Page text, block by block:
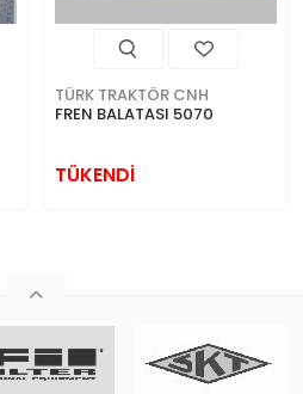
TÜRK TRAKTÖR CNH
FREN BALATASI 5070
TÜKENDİ